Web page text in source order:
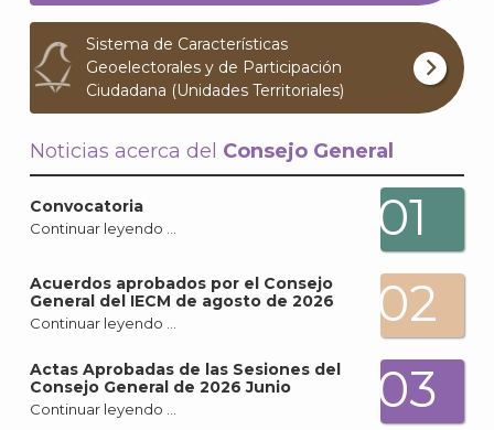
Sistema de Características
Geoelectorales y de Participación
Ciudadana (Unidades Territoriales)
Noticias acerca del Consejo General
Convocatoria
Continuar leyendo … 01
Acuerdos aprobados por el Consejo
General del IECM de agosto de 2026
Continuar leyendo … 02
Actas Aprobadas de las Sesiones del
Consejo General de 2026 Junio
Continuar leyendo … 03